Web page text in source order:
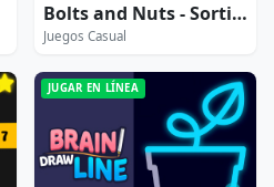
Bolts and Nuts - Sorting
Juegos Casual
JUGAR EN LÍNEA